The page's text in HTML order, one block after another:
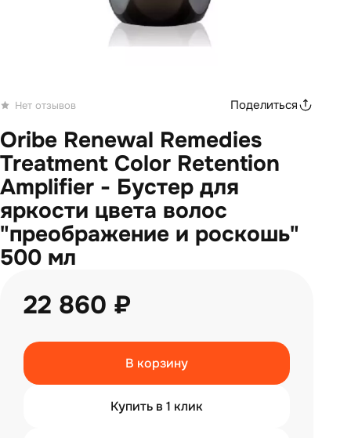
Нет отзывов Поделиться
Oribe Renewal Remedies
Treatment Color Retention
Amplifier - Бустер для
яркости цвета волос
"преображение и роскошь"
500 мл
22 860 ₽
В корзину
Купить в 1 клик